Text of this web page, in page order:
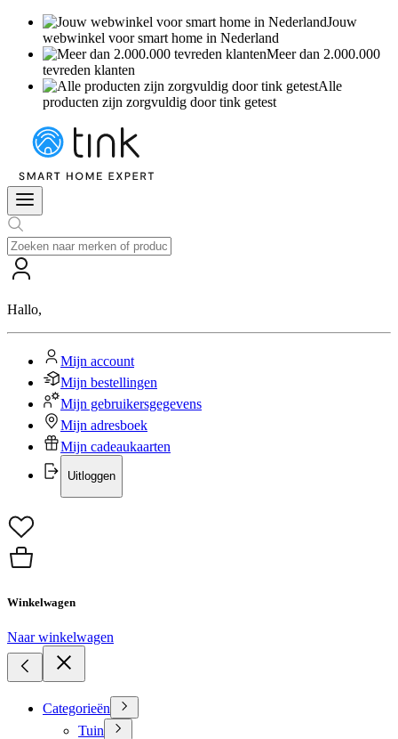
Jouw
webwinkel voor smart home in Nederland
Meer dan 2.000.000
tevreden klanten
Alle
producten zijn zorgvuldig door tink getest
Hallo,
Mijn account
Mijn bestellingen
Mijn gebruikersgegevens
Mijn adresboek
Mijn cadeaukaarten
Uitloggen
Winkelwagen
Naar winkelwagen
Categorieën
Tuin